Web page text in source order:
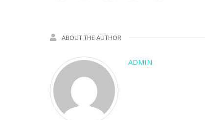
ABOUT THE AUTHOR
ADMIN